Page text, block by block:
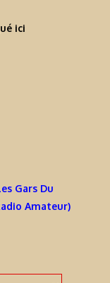
ici
Gars Du
Amateur)